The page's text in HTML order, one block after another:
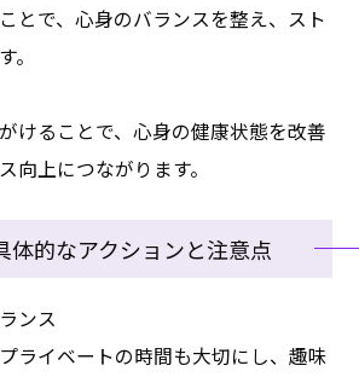
とで、心身のバランスを整え、スト
。
けることで、心身の健康状態を改善
向上につながります。
体的なアクションと注意点
ンス
ライベートの時間も大切にし、趣味